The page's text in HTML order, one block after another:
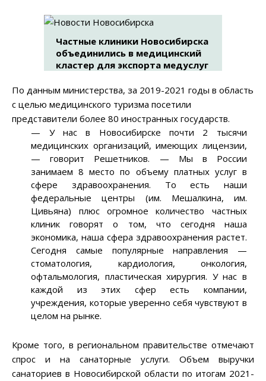
Частные клиники Новосибирска
объединились в медицинский
кластер для экспорта медуслуг
По данным министерства, за 2019-2021 годы в область
с целью медицинского туризма посетили
представители более 80 иностранных государств.
— У нас в Новосибирске почти 2 тысячи
медицинских организаций, имеющих лицензии,
— говорит Решетников. — Мы в России
занимаем 8 место по объему платных услуг в
сфере здравоохранения. То есть наши
федеральные центры (им. Мешалкина, им.
Цивьяна) плюс огромное количество частных
клиник говорят о том, что сегодня наша
экономика, наша сфера здравоохранения растет.
Сегодня самые популярные направления —
стоматология, кардиология, онкология,
офтальмология, пластическая хирургия. У нас в
каждой из этих сфер есть компании,
учреждения, которые уверенно себя чувствуют в
целом на рынке.
Кроме того, в региональном правительстве отмечают
спрос и на санаторные услуги. Объем выручки
санаториев в Новосибирской области по итогам 2021-